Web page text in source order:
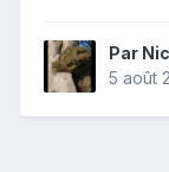
Par
5 août